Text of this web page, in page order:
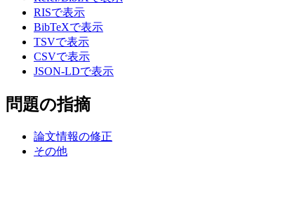
RISで表示
BibTeXで表示
TSVで表示
CSVで表示
JSON-LDで表示
問題の指摘
論文情報の修正
その他